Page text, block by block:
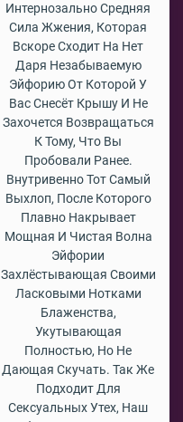
Интернозально Средняя
Сила Жжения, Которая
Вскоре Сходит На Нет
Даря Незабываемую
Эйфорию От Которой У
Вас Снесёт Крышу И Не
Захочется Возвращаться
К Тому, Что Вы
Пробовали Ранее.
Внутривенно Тот Самый
Выхлоп, После Которого
Плавно Накрывает
Мощная И Чистая Волна
Эйфории
Захлёстывающая Своими
Ласковыми Нотками
Блаженства,
Укутывающая
Полностью, Но Не
Дающая Скучать. Так Же
Подходит Для
Сексуальных Утех, Наш